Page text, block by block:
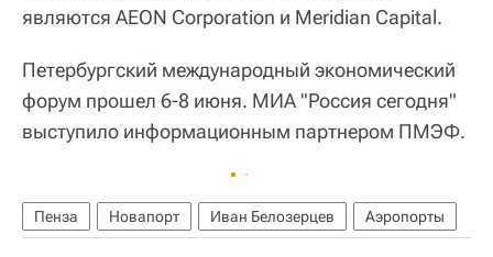
являются AEON Corporation и Meridian Capital.
Петербургский международный экономический
форум прошел 6-8 июня. МИА "Россия сегодня"
выступило информационным партнером ПМЭФ.
Пенза Новапорт Иван Белозерцев Аэропорты